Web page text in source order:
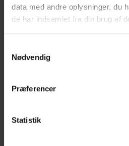
data med andre oplysninger, du
de har indsamlet fra din brug af
Nødvendig
Præferencer
Statistik